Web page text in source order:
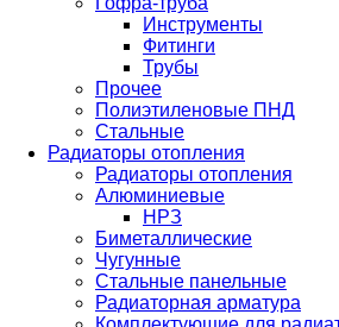
Инструменты
Фитинги
Трубы
Прочее
Полиэтиленовые ПНД
Стальные
Радиаторы отопления
Радиаторы отопления
Алюминиевые
НРЗ
Биметаллические
Чугунные
Стальные панельные
Радиаторная арматура